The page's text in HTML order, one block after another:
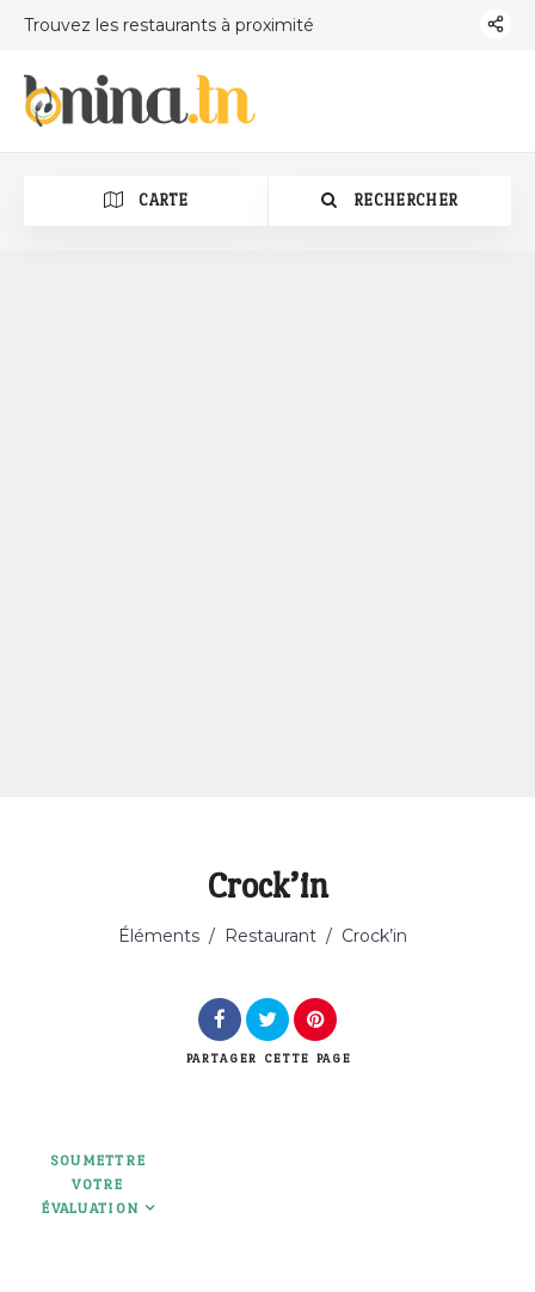
Trouvez les restaurants à proximité
CARTE RECHERCHER
Rechercher
Crock’in
Éléments / Restaurant / Crock’in
PARTAGER CETTE PAGE
SOUMETTRE
VOTRE
ÉVALUATION